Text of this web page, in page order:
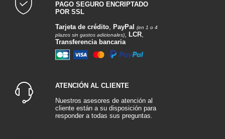
PAGO SEGURO ENCRIPTADO
POR SSL
Tarjeta de crédito, PayPal
(en 1 o 4
plazos sin gastos adicionales), LCR,
Transferencia bancaria
ATENCIÓN AL CLIENTE
Nuestros asesores de atención al
cliente están a su disposición para
responder a todas sus preguntas.